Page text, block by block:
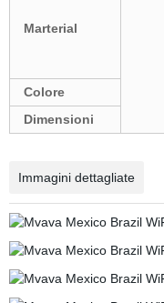
Marterial
Colore
Dimensioni
Immagini dettagliate